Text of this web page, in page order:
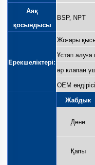
Аяқ
қосындысы
BSP, NPT
Ерекшеліктері:
Жоғары
Ұстап алуға
әр клапан
ОЕМ
Жабдык
Дене
Қапы